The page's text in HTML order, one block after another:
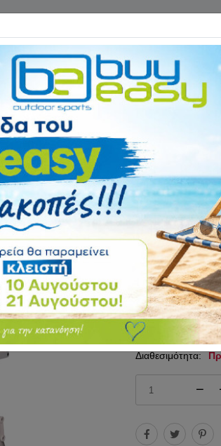
ΕΙΔΗ CAMPING
Αρχική ΕΙΔΗ
Καρέκλα
62.95€
Διαθεσιμότητα: